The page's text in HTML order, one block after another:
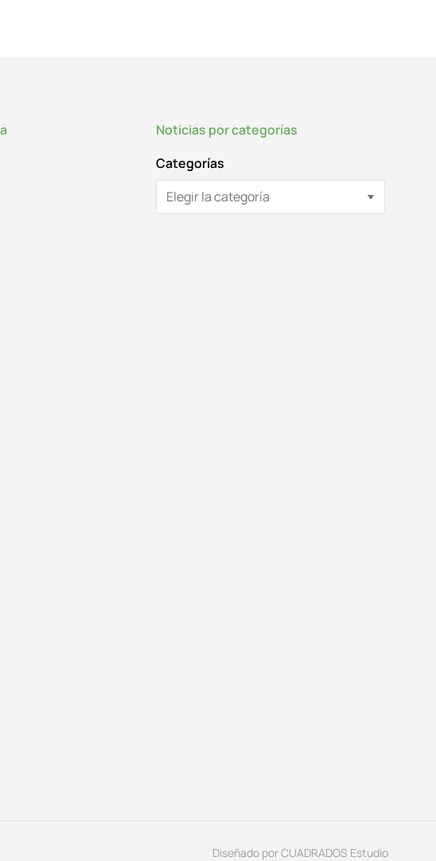
Noticias por categorías
Categorías
Diseñado porCUADRADOS Estudio